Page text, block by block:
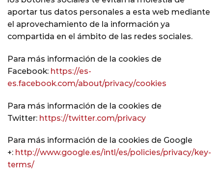
aportar tus datos personales a esta web mediante
el aprovechamiento de la información ya
compartida en el ámbito de las redes sociales.
Para más información de la cookies de
Facebook: https://es-
es.facebook.com/about/privacy/cookies
Para más información de la cookies de
Twitter: https://twitter.com/privacy
Para más información de la cookies de Google
+: http://www.google.es/intl/es/policies/privacy/key-
terms/